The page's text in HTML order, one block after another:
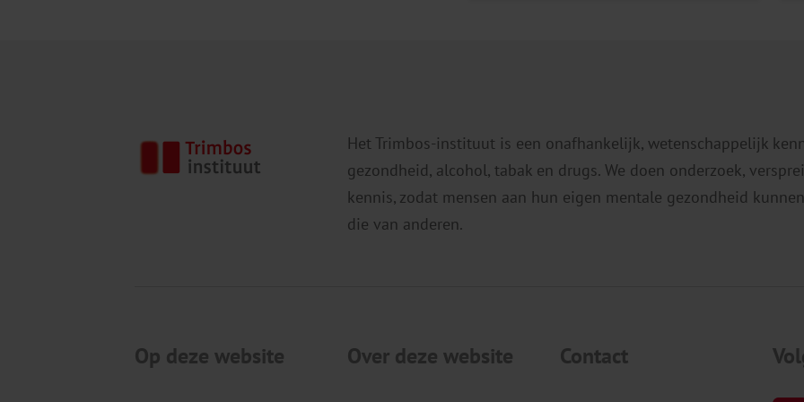
Het Trimbos-instituut is een onafhankelijk, wetenschappelijk
gezondheid, alcohol, tabak en drugs. We doen onderzoek,
kennis, zodat mensen aan hun eigen mentale gezondheid
die van anderen.
Op deze website Over deze website Contact